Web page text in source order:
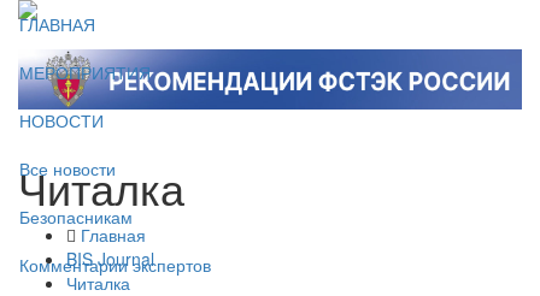
ГЛАВНАЯ
МЕРОПРИЯТИЯ
НОВОСТИ
Все новости
Безопасникам
Комментарии экспертов
Читалка
Главная
BIS Journal
Читалка